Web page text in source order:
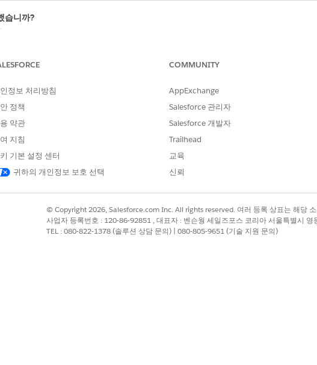
습니까?
.
정보 처리방침
정책
약관
지침
기본 설정 센터
귀하의 개인정보 보호 선택
COMMUNITY
AppExchange
Salesforce 관리자
Salesforce 개발자
Trailhead
교육
신뢰
© Copyright 2026, Salesforce.com Inc. All rights reserved. 여러 등록 상표는 해당
사업자 등록번호 : 120-86-92851 , 대표자 : 벤슨웡 세일즈포스 코리아 서울특별시
TEL : 080-822-1378 (솔루션 상담 문의) | 080-805-9651 (기술 지원 문의)